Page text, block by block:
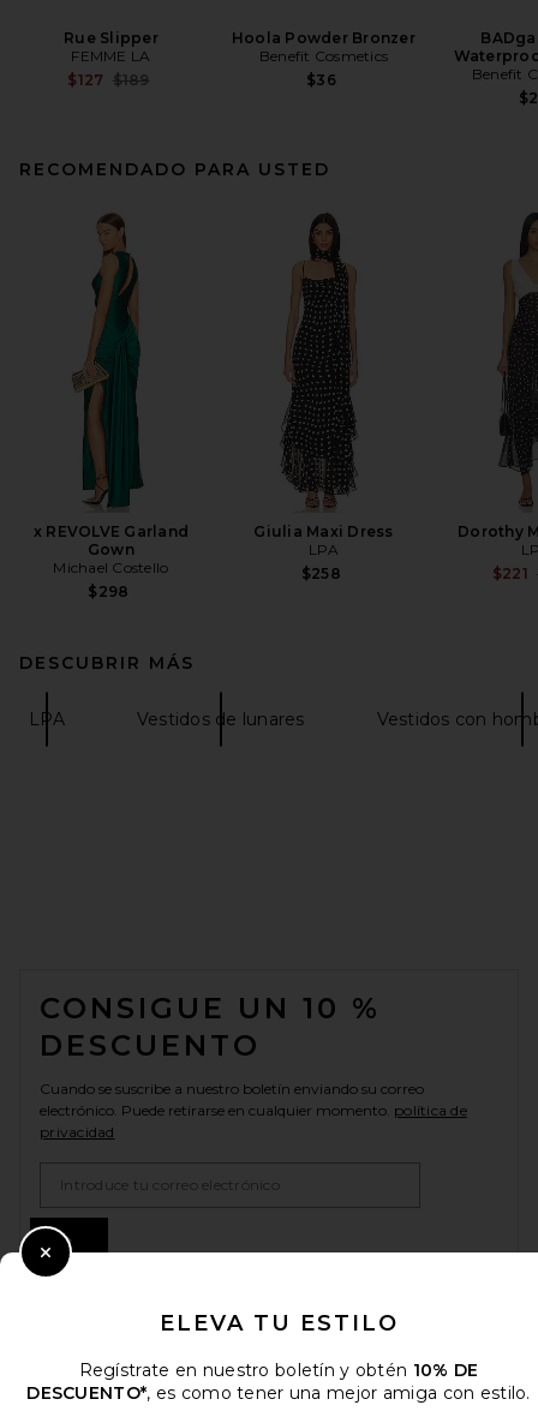
Rue Slipper
FEMME LA
$127 Previous price:
$189
Hoola Powder Bronzer
Benefit Cosmetics
$36
Benefit
RECOMENDADO PARA USTED
x REVOLVE Garland
Gown
Michael Costello
$298
Giulia Maxi Dress
LPA
$258
Dorothy
$221
DESCUBRIR MÁS
LPA Vestidos de lunares Vestidos con
CONSIGUE UN 10 %
DESCUENTO
Cuando se suscribe a nuestro boletín enviando su correo
electrónico. Puede retirarse en cualquier momento. política de
privacidad
ELEVA TU ESTILO
Regístrate en nuestro boletín y obtén 10% DE
DESCUENTO*, es como tener una mejor amiga con estilo.
Close Modal